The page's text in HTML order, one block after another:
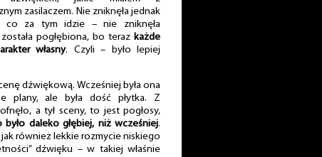
zasilaczem. Nie zniknęła jednak
co za tym idzie – nie zniknęła
pogłębiona, bo teraz każde
własny. Czyli – było lepiej
dźwiękową. Wcześniej była ona
plany, ale była dość płytka. Z
a tył sceny, to jest pogłosy,
daleko głębiej, niż wcześniej.
jak również lekkie rozmycie niskiego
dźwięku – w takiej właśnie